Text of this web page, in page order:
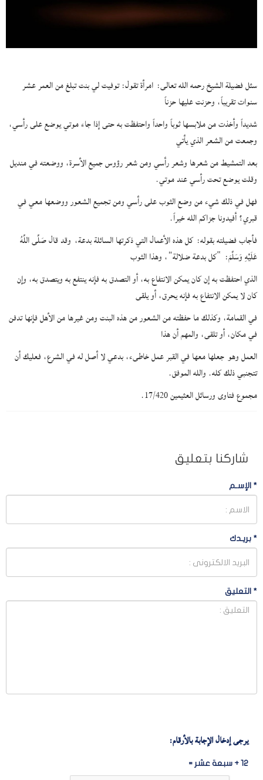
سئل فضيلة الشيخ رحمه الله تعالى: امرأة تقول: توفيت لي بنت تبلغ من العمر عشر
سنوات تقريباً، وحزنت عليها حزناً
شديداً وأخذت من ملابسها ثوباً واحداً واحتفظت به حتى إذا جاء موتي يوضع على رأسي،
وجمعت من الشعر الذي يأتي
بعد التمشيط من شعرها وشعر رأسي ومن شعر رؤوس جميع الأسرة، ووضعته في منديل
وقلت يوضع تحت رأسي عند موتي.
فهل في ذلك شيء من وضع الثوب على رأسي ومن تجميع الشعور ووضعها معي في
قبري؟ أفيدونا جزاكم الله خيراً.
فأجاب فضيلته بقوله: كل هذه الأعمال التي ذكرتها السائلة بدعة، وقد قال صَلَّى اللَّهُ
عَلَيْهِ وَسَلَّمَ: “كل بدعة ضلالة”، وهذا الثوب
الذي احتفظت به إن كان يمكن الانتفاع به، أو التصدق به فإنه ينتفع به ويتصدق به، وإن
كان لا يمكن الانتفاع به فإنه يحرق، أو يلقى
في القمامة، وكذلك ما حفظته من الشعور من هذه البنت ومن غيرها من الأهل فإنها تدفن
في مكان، أو تلقى، والمهم أن هذا
العمل وهو جعلها معها في القبر عمل خاطىء، بدعي لا أصل له في الشرع، فعليك أن
تتجنبي ذلك كله. والله الموفق.
مجموع فتاوى ورسائل العثيمين 17/420.
شاركنا بتعليق
* الإسـم
* بريـدك
* التعليق
يرجى إدخال الإجابة بالأرقام:
12 + سبعة عشر =